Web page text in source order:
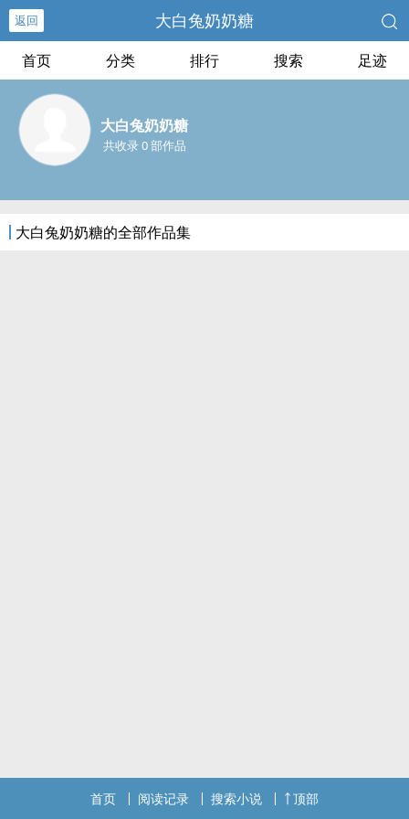
返回 大白兔奶奶糖
首页 分类 排行 搜索 足迹
大白兔奶奶糖
共收录 0 部作品
大白兔奶奶糖的全部作品集
首页 阅读记录 搜索小说 顶部